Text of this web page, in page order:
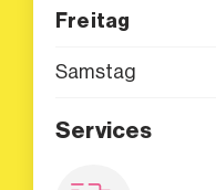
Freitag
Samstag
Services